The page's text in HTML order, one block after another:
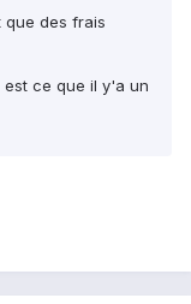
que des frais
ce que il y'a un